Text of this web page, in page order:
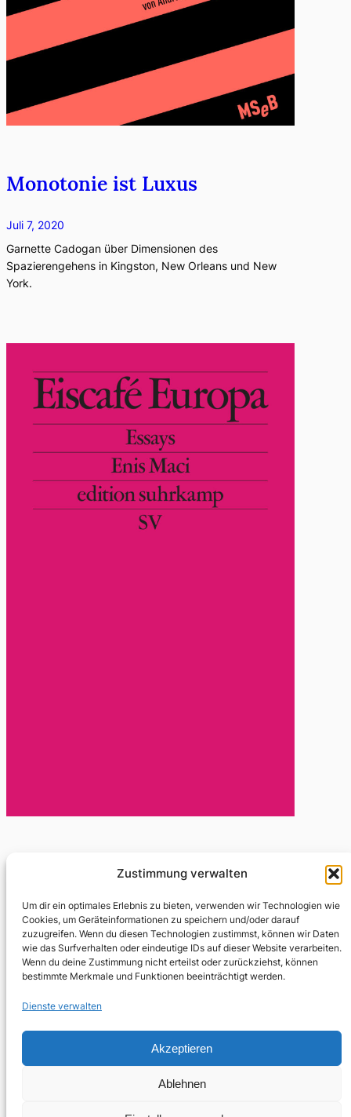
Zustimmung verwalten
Um dir ein optimales Erlebnis zu bieten, verwenden wir Technologien wie
Cookies, um Geräteinformationen zu speichern und/oder darauf
zuzugreifen. Wenn du diesen Technologien zustimmst, können wir Daten
wie das Surfverhalten oder eindeutige IDs auf dieser Website verarbeiten.
Wenn du deine Zustimmung nicht erteilst oder zurückziehst, können
bestimmte Merkmale und Funktionen beeinträchtigt werden.
Dienste verwalten
Akzeptieren
Ablehnen
Monotonie ist Luxus
Juli 7, 2020
Garnette Cadogan über Dimensionen des
Spazierengehens in Kingston, New Orleans und New
York.
Wirklichkeit als Annahme
November 27, 2018
Enis Maci spannt in ihren Essays einen großen Bogen –
von der europäischen Geschichte zur eigenen Kindheit,
von Wikipedia-Löschdiskussionen zu identitären